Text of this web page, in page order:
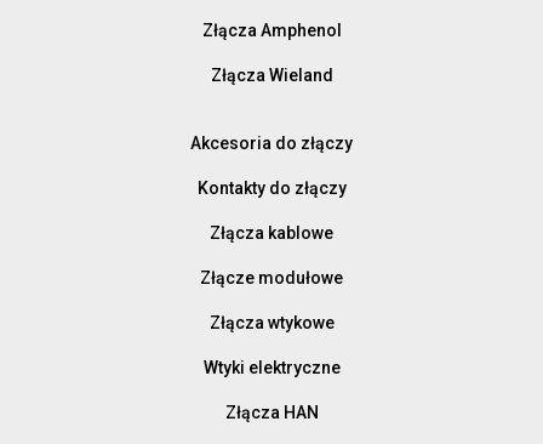
Złącza Amphenol
Złącza Wieland
Akcesoria do złączy
Kontakty do złączy
Złącza kablowe
Złącze modułowe
Złącza wtykowe
Wtyki elektryczne
Złącza HAN